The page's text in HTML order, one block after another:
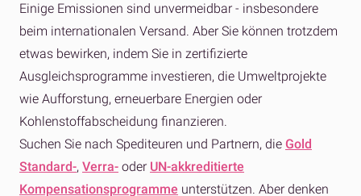
Einige Emissionen sind unvermeidbar - insbesondere
beim internationalen Versand. Aber Sie können trotzdem
etwas bewirken, indem Sie in zertifizierte
Ausgleichsprogramme investieren, die Umweltprojekte
wie Aufforstung, erneuerbare Energien oder
Kohlenstoffabscheidung finanzieren.
Suchen Sie nach Spediteuren und Partnern, die Gold
Standard-, Verra- oder UN-akkreditierte
Kompensationsprogramme unterstützen. Aber denken